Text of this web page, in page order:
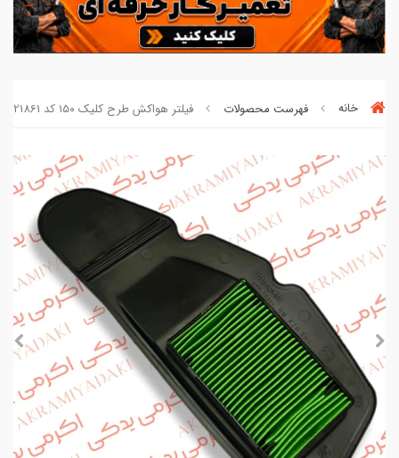
خانه فهرست محصولات فیلتر هواکش طرح کلیک ۱۵۰ کد 0921861